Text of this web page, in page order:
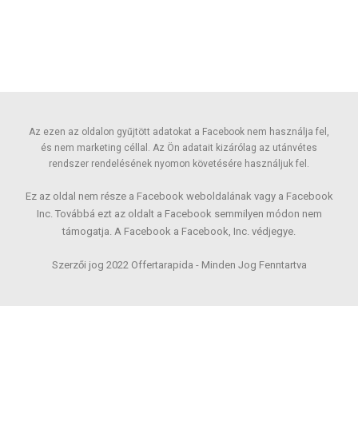
Az ezen az oldalon gyűjtött adatokat a Facebook nem használja fel,
és nem marketing céllal. Az Ön adatait kizárólag az utánvétes
rendszer rendelésének nyomon követésére használjuk fel.
Ez az oldal nem része a Facebook weboldalának vagy a Facebook
Inc. Továbbá ezt az oldalt a Facebook semmilyen módon nem
támogatja. A Facebook a Facebook, Inc. védjegye.
Szerzői jog 2022 Offertarapida - Minden Jog Fenntartva